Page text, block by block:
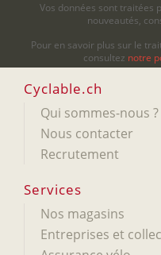
Vos données sont traitées
nouveautés,
Pour en savoir plus sur le
consultez notre
Cyclable.ch
Qui sommes-nous ?
Nous contacter
Recrutement
Services
Nos magasins
Entreprises et